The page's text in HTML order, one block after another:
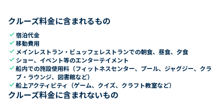
クルーズ料金に含まれるもの
check宿泊代金
check移動費用
check メインレストラン・ビュッフェレストランでの朝食、昼食、夕食
check ショー、イベント等のエンターテイメント
check船内での施設使用料（フィットネスセンター、プール、ジャグジー、クラ
ブ・ラウンジ、図書館など）
check船上アクティビティ（ゲーム、クイズ、クラフト教室など）
クルーズ料金に含まれないもの